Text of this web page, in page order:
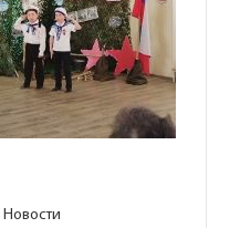
Новости